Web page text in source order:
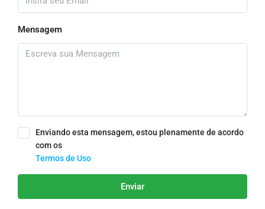
Mensagem
Enviando esta mensagem, estou plenamente de acordo
com os
Termos de Uso
Enviar